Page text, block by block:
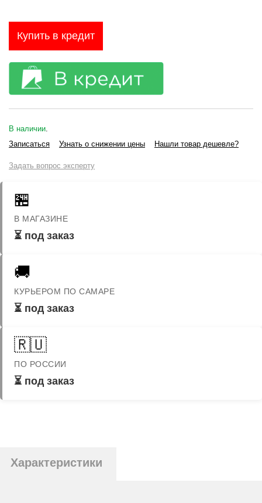
Купить в кредит
В наличии.
Записаться
Узнать о снижении цены Нашли товар дешевле?
Задать вопрос эксперту
🏪
В МАГАЗИНЕ
⏳ под заказ
🚚
КУРЬЕРОМ ПО САМАРЕ
⏳ под заказ
🇷🇺
ПО РОССИИ
⏳ под заказ
Характеристики